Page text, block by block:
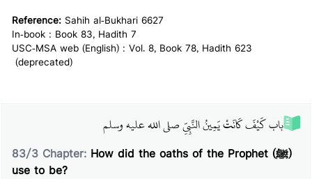
Reference: Sahih al-Bukhari 6627
In-book : Book 83, Hadith 7
USC-MSA web (English) : Vol. 8, Book 78, Hadith 623
(deprecated)
باب كَيْفَ كَانَتْ يَمِينُ النَّبِيِّ صلى الله عليه وسلم
83/3 Chapter: How did the oaths of the Prophet (ﷺ)
use to be?